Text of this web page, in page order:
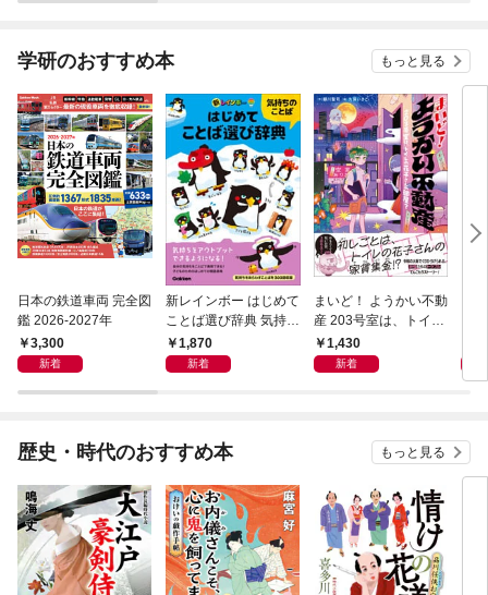
学研のおすすめ本 もっと見る
日本の鉄道車両 完全図
鑑 2026-2027年
3,300
新着
新レインボー はじめて
ことば選び辞典 気持ち
のことば
1,870
新着
まいど！ ようかい不動
産 203号室は、トイレ
の花子さんの部屋？
1,430
新着
歴史・時代のおすすめ本 もっと見る